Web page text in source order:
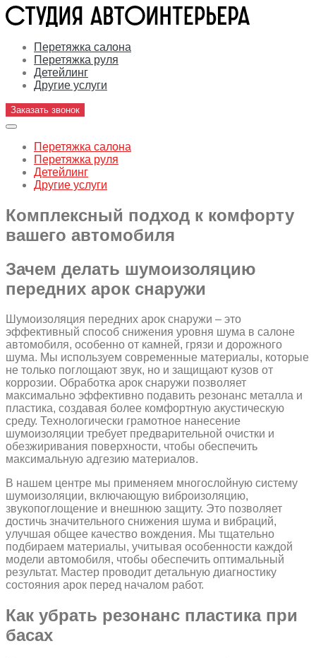
Перетяжка салона
Перетяжка руля
Детейлинг
Другие услуги
Заказать звонок
Перетяжка салона
Перетяжка руля
Детейлинг
Другие услуги
Комплексный подход к комфорту
вашего автомобиля
Зачем делать шумоизоляцию
передних арок снаружи
Шумоизоляция передних арок снаружи – это
эффективный способ снижения уровня шума в салоне
автомобиля, особенно от камней, грязи и дорожного
шума. Мы используем современные материалы, которые
не только поглощают звук, но и защищают кузов от
коррозии. Обработка арок снаружи позволяет
максимально эффективно подавить резонанс металла и
пластика, создавая более комфортную акустическую
среду. Технологически грамотное нанесение
шумоизоляции требует предварительной очистки и
обезжиривания поверхности, чтобы обеспечить
максимальную адгезию материалов.
В нашем центре мы применяем многослойную систему
шумоизоляции, включающую виброизоляцию,
звукопоглощение и внешнюю защиту. Это позволяет
достичь значительного снижения шума и вибраций,
улучшая общее качество вождения. Мы тщательно
подбираем материалы, учитывая особенности каждой
модели автомобиля, чтобы обеспечить оптимальный
результат. Мастер проводит детальную диагностику
состояния арок перед началом работ.
Как убрать резонанс пластика при
басах